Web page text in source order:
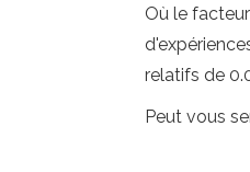
Où le facteur
relatifs de
Peut vous